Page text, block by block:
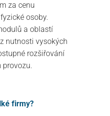
za cenu
osoby.
a oblastí
nutnosti vysokých
rozšiřování
provozu.
firmy?